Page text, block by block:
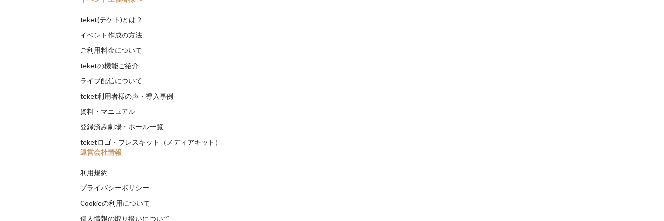
teket(テケト)とは？
イベント作成の方法
ご利用料金について
teketの機能ご紹介
ライブ配信について
teket利用者様の声・導入事例
資料・マニュアル
登録済み劇場・ホール一覧
teketロゴ・プレスキット（メディアキット）
運営会社情報
利用規約
プライバシーポリシー
Cookieの利用について
個人情報の取り扱いについて